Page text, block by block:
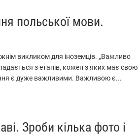
польської мови.
викликом для іноземців. „Важливо
з етапів, кожен з яких має свою
є дуже важливими. Важливою є...
Зроби кілька фото і